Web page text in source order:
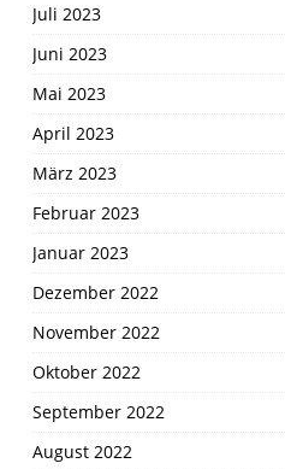
Juli 2023
Juni 2023
Mai 2023
April 2023
März 2023
Februar 2023
Januar 2023
Dezember 2022
November 2022
Oktober 2022
September 2022
August 2022